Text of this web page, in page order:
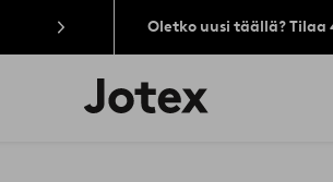
Oletko uusi täällä?
Jotex-
logo